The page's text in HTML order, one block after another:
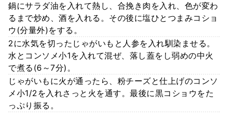
鍋にサラダ油を入れて熱し、合挽き肉を入れ、色が変わ
るまで炒め、酒を入れる。その後に塩ひとつまみコショ
ウ(分量外)をする。
2に水気を切ったじゃがいもと人参を入れ馴染ませる。
水とコンソメ小1を入れて混ぜ、落し蓋をし弱めの中火
で煮る(6～7分)。
じゃがいもに火が通ったら、粉チーズと仕上げのコンソ
メ小1/2を入れさっと火を通す。最後に黒コショウをた
っぷり振る。